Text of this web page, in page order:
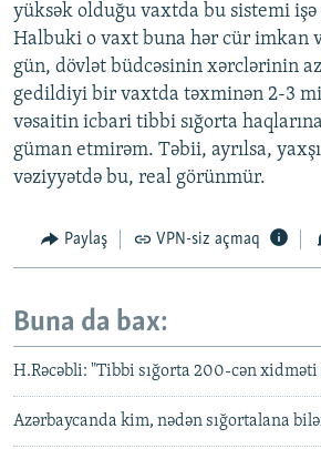
yüksək olduğu vaxtda bu sistemi işə
Halbuki o vaxt buna hər cür imkan
gün, dövlət büdcəsinin xərclərinin
gedildiyi bir vaxtda təxminən 2-3
vəsaitin icbari tibbi sığorta haqlarına
güman etmirəm. Təbii, ayrılsa,
vəziyyətdə bu, real görünmür.
Paylaş VPN-siz açmaq
Buna da bax:
H.Rəcəbli: "Tibbi sığorta 200-cən xidməti
Azərbaycanda kim, nədən sığortalana